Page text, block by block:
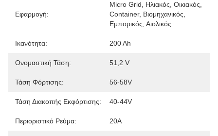
Εφαρμογή:
Micro Grid, Ηλιακός, Οικιακός,
Container, Βιομηχανικός,
Εμπορικός, Αιολικός
Ικανότητα: 200 Ah
Ονομαστική Τάση: 51,2 V
Τάση Φόρτισης: 56-58V
Τάση Διακοπής Εκφόρτισης: 40-44V
Περιοριστικό Ρεύμα: 20Α